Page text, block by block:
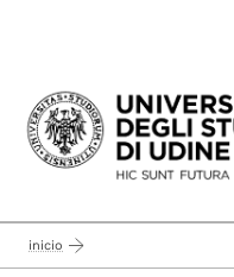
Passa al
inicio